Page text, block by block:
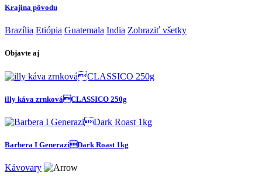
Krajina pôvodu
Brazília Etiópia Guatemala India Zobraziť všetky
Objavte aj
illy káva zrnkováCLASSICO 250g
Barbera I GeneraziDark Roast 1kg
Kávovary